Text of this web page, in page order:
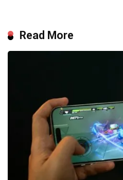
Read More